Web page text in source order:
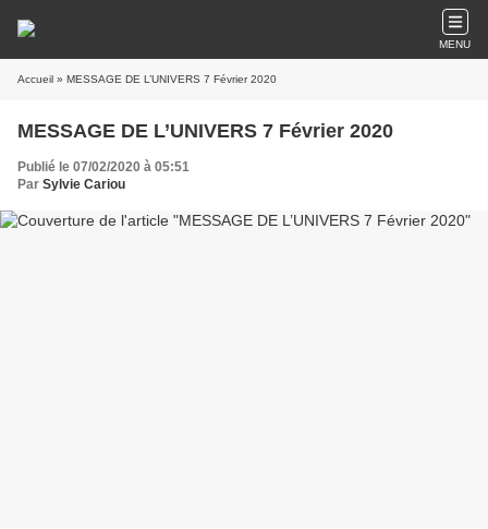
MENU
Accueil » MESSAGE DE L’UNIVERS 7 Février 2020
MESSAGE DE L’UNIVERS 7 Février 2020
Publié le 07/02/2020 à 05:51
Par Sylvie Cariou